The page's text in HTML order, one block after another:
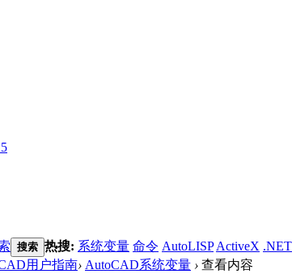
搜索 热搜: 系统变量 命令 AutoLISP ActiveX .NET
用户指南› AutoCAD系统变量 › 查看内容